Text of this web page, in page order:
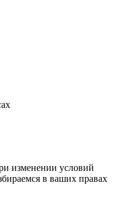
изменении условий
в ваших правах